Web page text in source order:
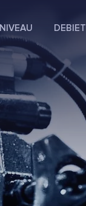
NIVEAU DEBIET